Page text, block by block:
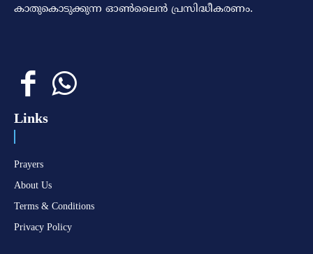
കാതുകൊടുക്കുന്ന ഓണ്‍ലൈന്‍ പ്രസിദ്ധീകരണം.
Links
Prayers
About Us
Terms & Conditions
Privacy Policy